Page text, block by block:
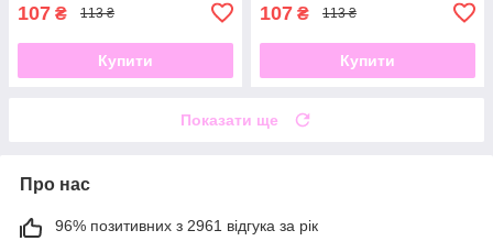
107 ₴ 113 ₴
Купити
107 ₴ 113 ₴
Купити
Показати ще
Про нас
96% позитивних з 2961 відгука за рік